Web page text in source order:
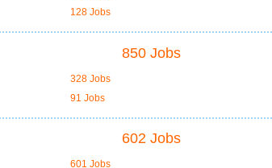
128 Jobs
850 Jobs
328 Jobs
91 Jobs
602 Jobs
601 Jobs